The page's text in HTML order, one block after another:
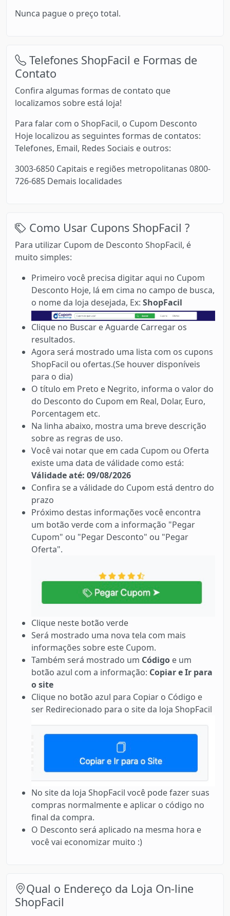
Nunca pague o preço total.
Telefones ShopFacil e Formas de
Contato
Confira algumas formas de contato que
localizamos sobre está loja!
Para falar com o ShopFacil, o Cupom Desconto
Hoje localizou as seguintes formas de contatos:
Telefones, Email, Redes Sociais e outros:
3003-6850 Capitais e regiões metropolitanas 0800-
726-685 Demais localidades
Como Usar Cupons ShopFacil ?
Para utilizar Cupom de Desconto ShopFacil, é
muito simples:
Primeiro você precisa digitar aqui no Cupom
Desconto Hoje, lá em cima no campo de busca,
o nome da loja desejada, Ex: ShopFacil
Clique no Buscar e Aguarde Carregar os
resultados.
Agora será mostrado uma lista com os cupons
ShopFacil ou ofertas.(Se houver disponíveis
para o dia)
O título em Preto e Negrito, informa o valor do
do Desconto do Cupom em Real, Dolar, Euro,
Porcentagem etc.
Na linha abaixo, mostra uma breve descrição
sobre as regras de uso.
Você vai notar que em cada Cupom ou Oferta
existe uma data de válidade como está:
Válidade até: 09/08/2026
Confira se a válidade do Cupom está dentro do
prazo
Próximo destas informações você encontra
um botão verde com a informação "Pegar
Cupom" ou "Pegar Desconto" ou "Pegar
Oferta".
Clique neste botão verde
Será mostrado uma nova tela com mais
informações sobre este Cupom.
Também será mostrado um Código e um
botão azul com a informação: Copiar e Ir para
o site
Clique no botão azul para Copiar o Código e
ser Redirecionado para o site da loja ShopFacil
No site da loja ShopFacil você pode fazer suas
compras normalmente e aplicar o código no
final da compra.
O Desconto será aplicado na mesma hora e
você vai economizar muito :)
Qual o Endereço da Loja On-line
ShopFacil